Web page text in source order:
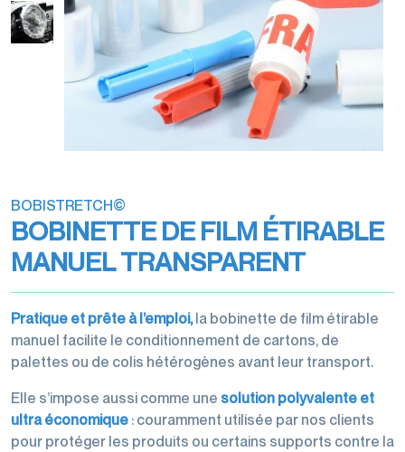
Films
Films
de
protection,
housses,
coiffes
Rubans
transports
imprimés
adhésifs
adhésifs
Cerclage
palettisation
Filmeuses
manuelles
dévidoirs
BOBISTRETCH©
BOBINETTE DE FILM ÉTIRABLE
MANUEL TRANSPARENT
Pratique et prête à l’emploi,la bobinette de film étirable
manuel facilite le conditionnement de cartons, de
palettes ou de colis hétérogènes avant leur transport.
Elle s’impose aussi comme une solution polyvalente et
ultra économique : couramment utilisée par nos clients
pour protéger les produits ou certains supports contre la